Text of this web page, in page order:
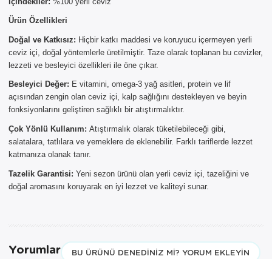
Ürün Özellikleri
Doğal ve Katkısız: Hiçbir katkı maddesi ve koruyucu içermeyen yerli
ceviz içi, doğal yöntemlerle üretilmiştir. Taze olarak toplanan bu cevizler,
lezzeti ve besleyici özellikleri ile öne çıkar.
Besleyici Değer: E vitamini, omega-3 yağ asitleri, protein ve lif
açısından zengin olan ceviz içi, kalp sağlığını destekleyen ve beyin
fonksiyonlarını geliştiren sağlıklı bir atıştırmalıktır.
Çok Yönlü Kullanım: Atıştırmalık olarak tüketilebileceği gibi,
salatalara, tatlılara ve yemeklere de eklenebilir. Farklı tariflerde lezzet
katmanıza olanak tanır.
Tazelik Garantisi: Yeni sezon ürünü olan yerli ceviz içi, tazeliğini ve
doğal aromasını koruyarak en iyi lezzet ve kaliteyi sunar.
Yorumlar BU ÜRÜNÜ DENEDINIZ MI? YORUM EKLEYIN
AYNI GÜN
TESLİMAT
ÜRÜNLERİ
Sepetinizde AYNI GÜN TESLİMAT
ürünü bulunduğu için AYNI GÜN
TESLİMAT kargo seçeneği dışında
TESLİMAT hizmeti sadece İSTANBUL
ve 850TL üzeri siparişler için